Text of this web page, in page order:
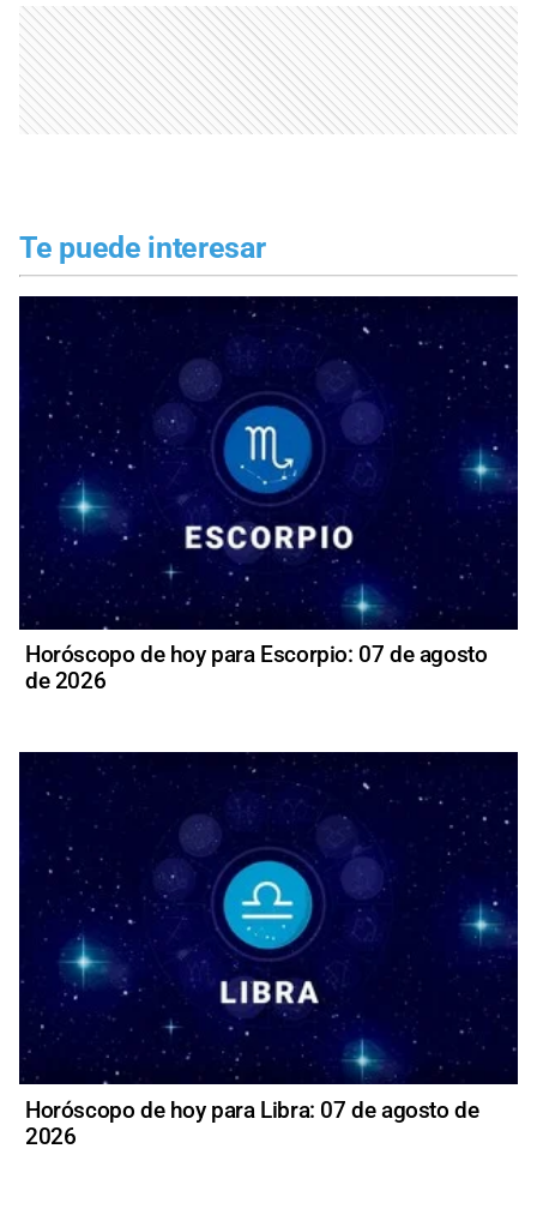
Te puede interesar
Horóscopo de hoy para Escorpio: 07 de agosto
de 2026
Horóscopo de hoy para Libra: 07 de agosto de
2026